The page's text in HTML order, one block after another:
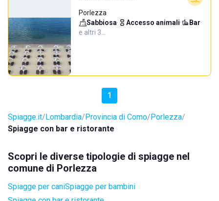
Porlezza
Sabbiosa· Accesso animali· Bar·
e altri 3…
1
Spiagge.it Lombardia Provincia di Como Porlezza
Spiagge con bar e ristorante
Scopri le diverse tipologie di spiagge nel
comune di Porlezza
Spiagge per caniSpiagge per bambini